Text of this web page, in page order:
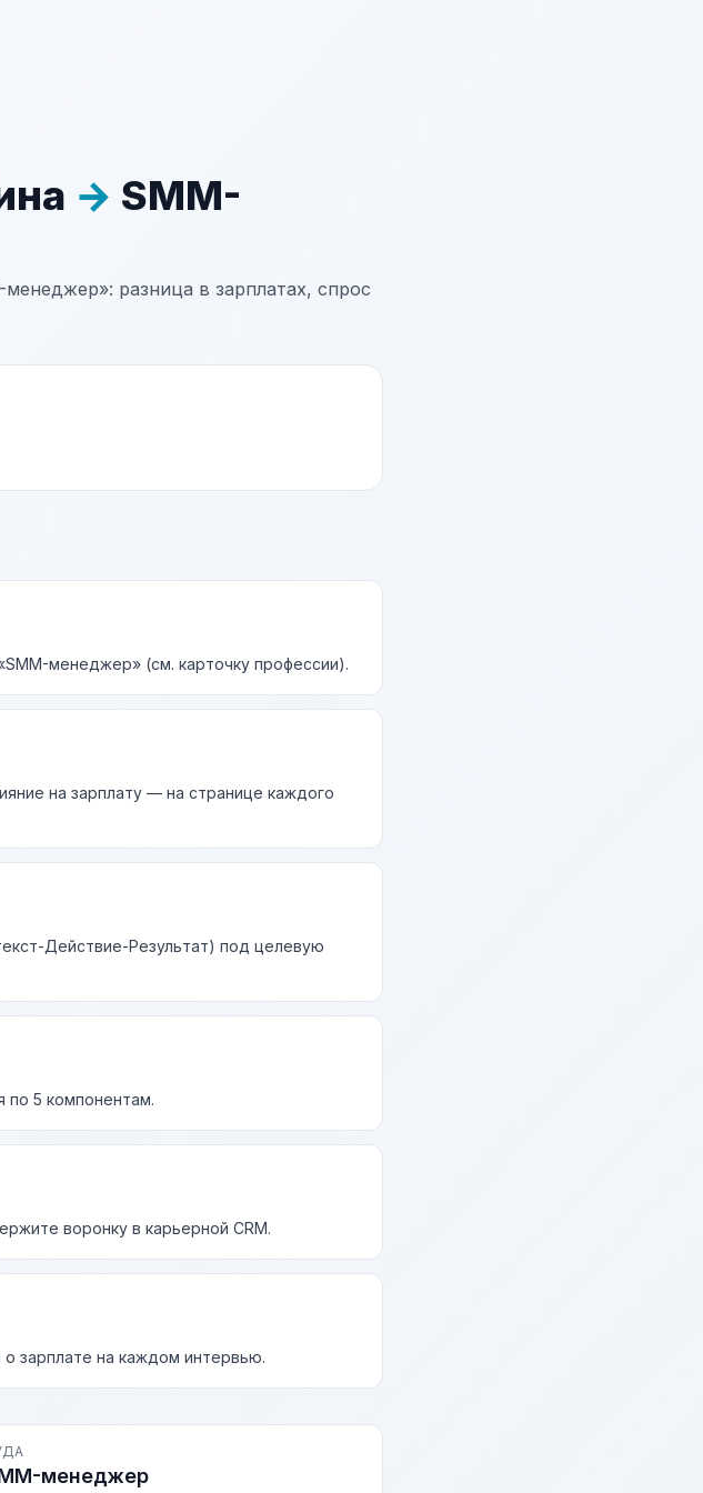
→ SMM-
разница в зарплатах, спрос
менеджер» (см. карточку профессии).
на зарплату — на странице каждого
Действие-Результат) под целевую
по 5 компонентам.
воронку в карьерной CRM.
зарплате на каждом интервью.
менеджер